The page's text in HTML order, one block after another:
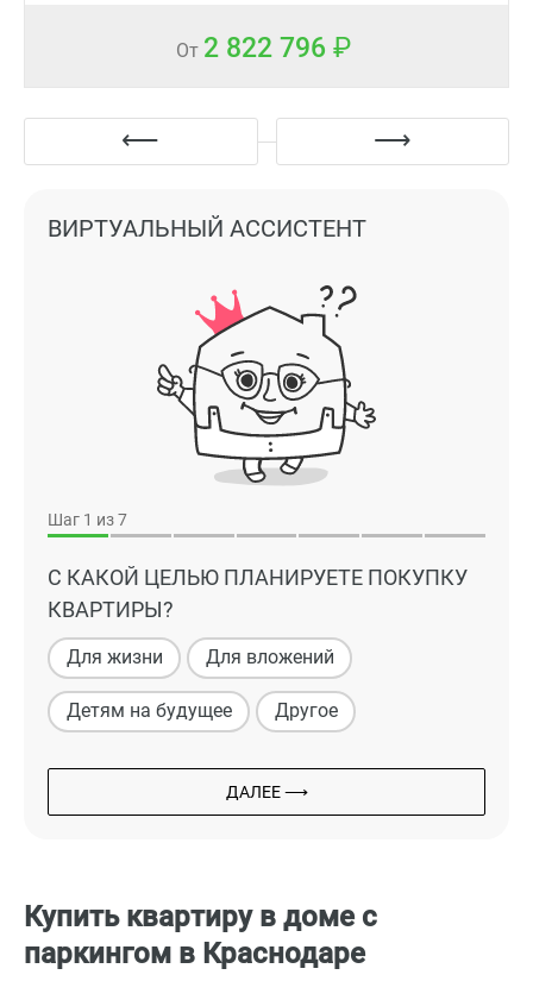
От 2 822 796
Шаг 1 из 7
С КАКОЙ ЦЕЛЬЮ ПЛАНИРУЕТЕ ПОКУПКУ
КВАРТИРЫ?
Для жизни Для вложений
Детям на будущее Другое
ДАЛЕЕ ⟶
ВИРТУАЛЬНЫЙ АССИСТЕНТ
Купить квартиру в доме с
паркингом в Краснодаре